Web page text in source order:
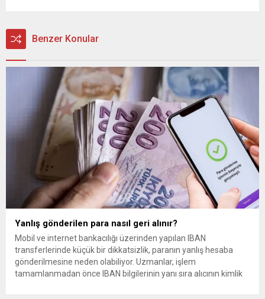
Benzer Konular
Yanlış gönderilen para nasıl geri alınır?
Mobil ve internet bankacılığı üzerinden yapılan IBAN
transferlerinde küçük bir dikkatsizlik, paranın yanlış hesaba
gönderilmesine neden olabiliyor. Uzmanlar, işlem
tamamlanmadan önce IBAN bilgilerinin yanı sıra alıcının kimlik